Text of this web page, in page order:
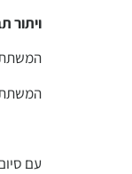
ויתור
עם